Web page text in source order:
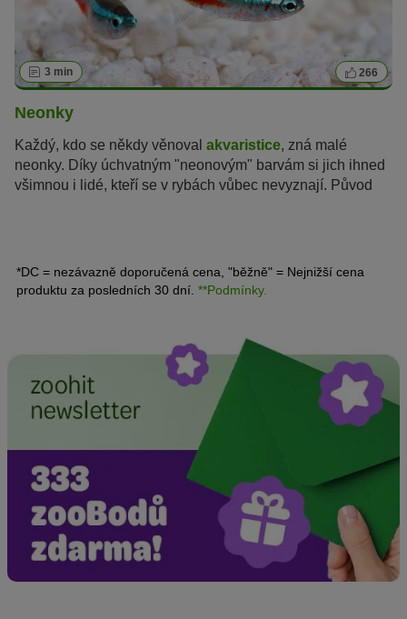
3 min 266
Neonky
Každý, kdo se někdy věnoval akvaristice, zná malé
neonky. Díky úchvatným "neonovým" barvám si jich ihned
všimnou i lidé, kteří se v rybách vůbec nevyznají. Původ
*DC = nezávazně doporučená cena, "běžně" = Nejnižší cena
produktu za posledních 30 dní. **Podmínky.